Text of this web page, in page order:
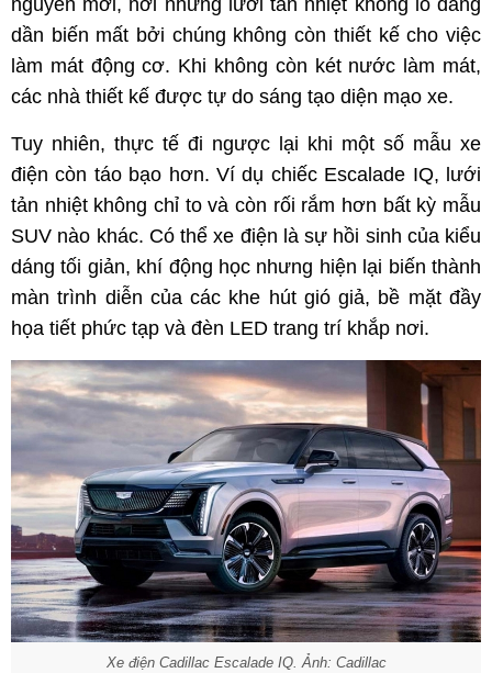
nguyên mới, nơi những lưới tản nhiệt khổng lồ đang
dần biến mất bởi chúng không còn thiết kế cho việc
làm mát động cơ. Khi không còn két nước làm mát,
các nhà thiết kế được tự do sáng tạo diện mạo xe.
Tuy nhiên, thực tế đi ngược lại khi một số mẫu xe
điện còn táo bạo hơn. Ví dụ chiếc Escalade IQ, lưới
tản nhiệt không chỉ to và còn rối rắm hơn bất kỳ mẫu
SUV nào khác. Có thể xe điện là sự hồi sinh của kiểu
dáng tối giản, khí động học nhưng hiện lại biến thành
màn trình diễn của các khe hút gió giả, bề mặt đầy
họa tiết phức tạp và đèn LED trang trí khắp nơi.
Xe điện Cadillac Escalade IQ. Ảnh: Cadillac